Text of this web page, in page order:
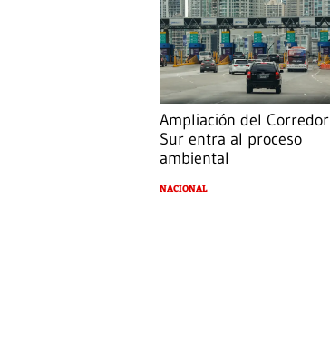
Ampliación del Corredor
Sur entra al proceso
ambiental
NACIONAL